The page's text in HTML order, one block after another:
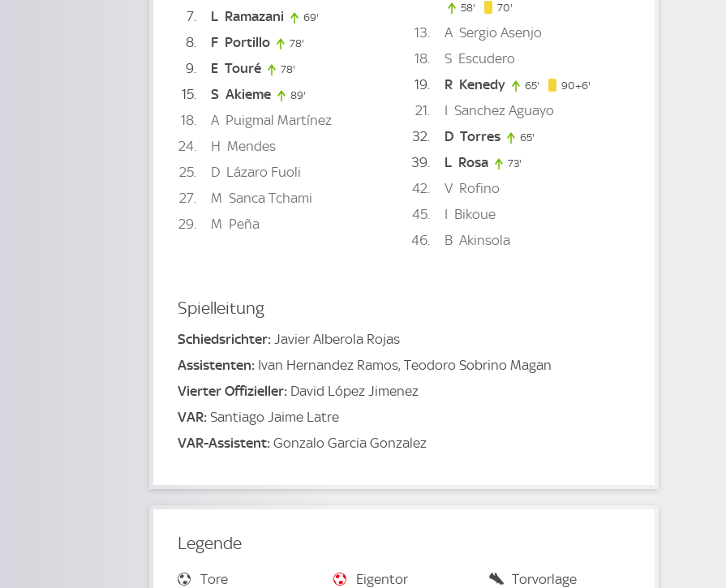
7
L Ramazani 69'
8 F Portillo 78'
9 E Touré 78'
15 S Akieme 89'
18 A Puigmal Martínez
24
H Mendes
25
D Lázaro Fuoli
27
M Sanca Tchami
29
M Peña
58' 58. minute
70'
13 A Sergio Asenjo
18
S Escudero
19
R Kenedy 65' 65. minute
90+6'
21 I Sanchez Aguayo
32
D Torres 65'
39 L Rosa 73'
42 V Rofino
45
I Bikoue
46
B Akinsola
Spielleitung
Schiedsrichter: Javier Alberola Rojas
Assistenten: Ivan Hernandez Ramos, Teodoro Sobrino Magan
Vierter Offizieller: David López Jimenez
VAR: Santiago Jaime Latre
VAR-Assistent: Gonzalo Garcia Gonzalez
Legende
Tore Eigentor
Torvorlage